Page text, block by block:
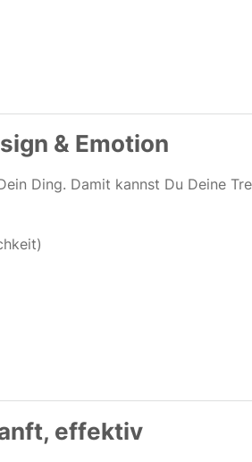
& Emotion
Ding. Damit kannst Du Deine
effektiv